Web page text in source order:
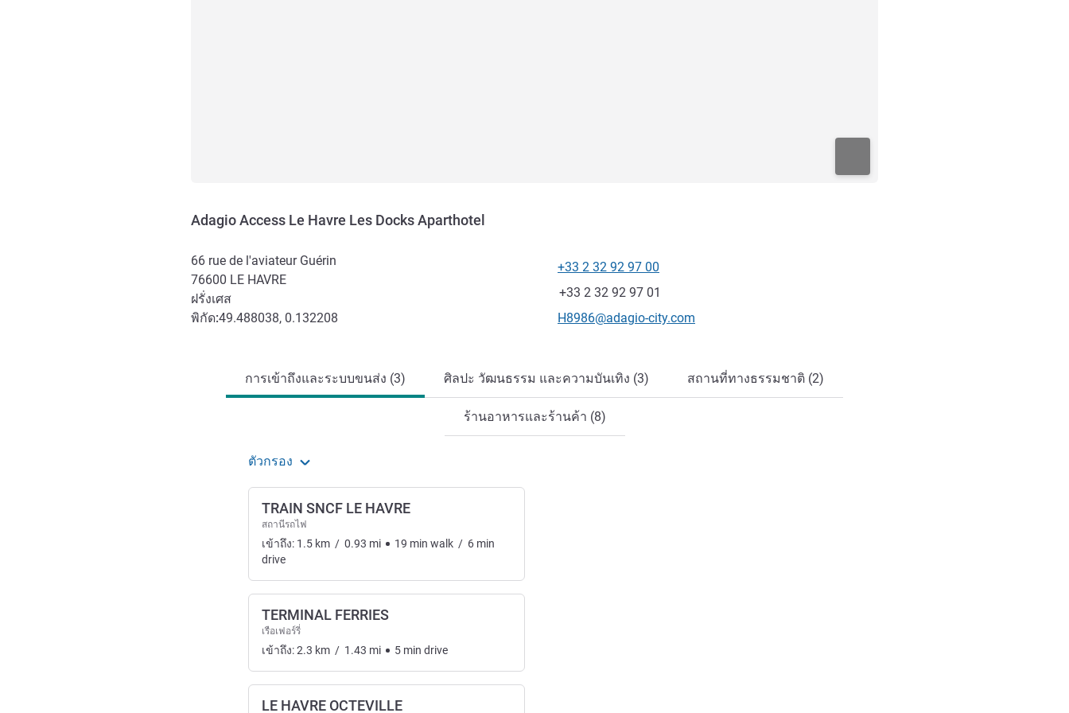
Adagio Access Le Havre Les Docks Aparthotel
66 rue de l'aviateur Guérin
76600 LE HAVRE
ฝรั่งเศส
พิกัด:49.488038, 0.132208
โทรศัพท์
+33 2 32 92 97 00
แฟกซ์
+33 2 32 92 97 01
อีเมลติดต่อ
H8986@adagio-city.com
การเข้าถึงและระบบขนส่ง (3) ศิลปะ วัฒนธรรม และความบันเทิง (3) สถานที่ทางธรรมชาติ (2)
ร้านอาหารและร้านค้า (8)
ตัวกรอง
TRAIN SNCF LE HAVRE
สถานีรถไฟ
เข้าถึง: 1.5 km / 0.93 mi 19 min walk / 6 min
drive
TERMINAL FERRIES
เรือเฟอร์รี่
เข้าถึง:2.3 km / 1.43 mi 5 min drive
LE HAVRE OCTEVILLE